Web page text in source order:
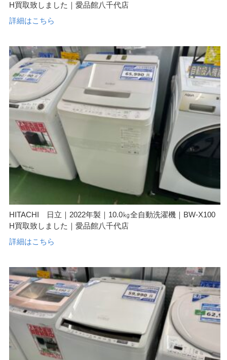
H買取致しました｜愛品館八千代店
詳細はこちら
HITACHI 日立｜2022年製｜10.0㎏全自動洗濯機｜BW-X100
H買取致しました｜愛品館八千代店
詳細はこちら